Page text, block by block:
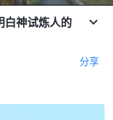
神试炼人的
分享